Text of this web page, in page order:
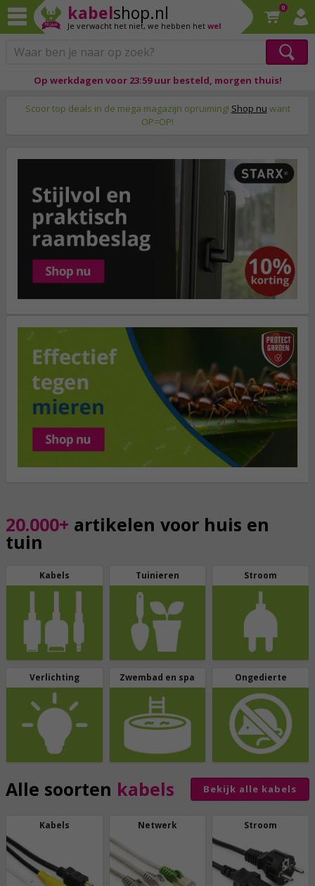
kabelshop.nl
Je verwacht het niet, we hebben het wel
0
Op werkdagen voor 23:59 uur besteld, morgen thuis!
Scoor top deals in de mega magazijn opruiming! Shop nu want
OP=OP!
20.000+ artikelen voor huis en
tuin
Kabels Tuinieren Stroom
Verlichting Zwembad en spa Ongedierte
Alle soorten kabels Bekijk alle kabels
Kabels Netwerk Stroom